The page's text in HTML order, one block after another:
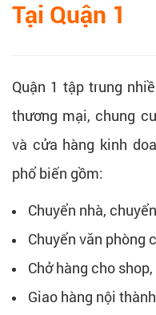
Tại Quận 1
Quận 1 tập trung
thương mại, chung
và cửa hàng kinh
phổ biến gồm:
Chuyển nhà,
Chuyển văn phòng
Chở hàng cho
Giao hàng nội